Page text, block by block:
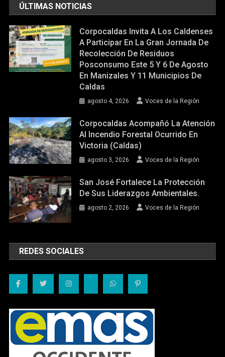
ÚLTIMAS NOTICIAS
Corpocaldas Invita A Los Caldenses
A Participar En La Gran Jornada De
Recolección De Residuos
Posconsumo Este 5 Y 6 De Agosto
En Manizales Y 11 Municipios De
Caldas
agosto 4, 2026 Voces de la Región
Corpocaldas Acompañó La Atención
Al Incendio Forestal Ocurrido En
Victoria (Caldas)
agosto 3, 2026 Voces de la Región
San José Fortalece La Protección
De Sus Liderazgos Ambientales.
agosto 2, 2026 Voces de la Región
REDES SOCIALES